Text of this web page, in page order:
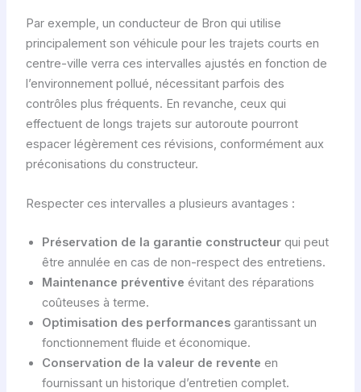
Par exemple, un conducteur de Bron qui utilise
principalement son véhicule pour les trajets courts en
centre-ville verra ces intervalles ajustés en fonction de
l’environnement pollué, nécessitant parfois des
contrôles plus fréquents. En revanche, ceux qui
effectuent de longs trajets sur autoroute pourront
espacer légèrement ces révisions, conformément aux
préconisations du constructeur.
Respecter ces intervalles a plusieurs avantages :
Préservation de la garantie constructeurqui peut
être annulée en cas de non-respect des entretiens.
Maintenance préventive évitant des réparations
coûteuses à terme.
Optimisation des performancesgarantissant un
fonctionnement fluide et économique.
Conservation de la valeur de revente en
fournissant un historique d’entretien complet.